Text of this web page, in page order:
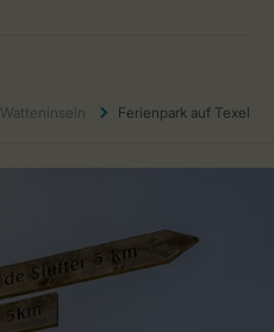
Watteninseln Ferienpark auf Texel